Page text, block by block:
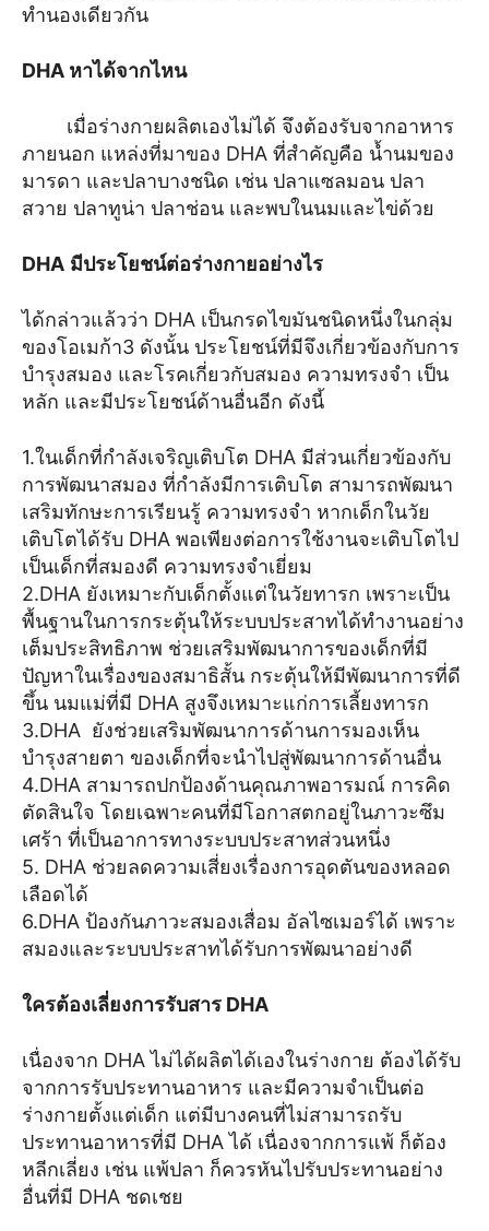
ทำนองเดียวกัน
DHA หาได้จากไหน
เมื่อร่างกายผลิตเองไม่ได้ จึงต้องรับจากอาหาร
ภายนอก แหล่งที่มาของ DHA ที่สำคัญคือ น้ำนมของ
มารดา และปลาบางชนิด เช่น ปลาแซลมอน ปลา
สวาย ปลาทูน่า ปลาช่อน และพบในนมและไข่ด้วย
DHA มีประโยชน์ต่อร่างกายอย่างไร
ได้กล่าวแล้วว่า DHA เป็นกรดไขมันชนิดหนึ่งในกลุ่ม
ของโอเมก้า3 ดังนั้น ประโยชน์ที่มีจึงเกี่ยวข้องกับการ
บำรุงสมอง และโรคเกี่ยวกับสมอง ความทรงจำ เป็น
หลัก และมีประโยชน์ด้านอื่นอีก ดังนี้
1.ในเด็กที่กำลังเจริญเติบโต DHA มีส่วนเกี่ยวข้องกับ
การพัฒนาสมอง ที่กำลังมีการเติบโต สามารถพัฒนา
เสริมทักษะการเรียนรู้ ความทรงจำ หากเด็กในวัย
เติบโตได้รับ DHA พอเพียงต่อการใช้งานจะเติบโตไป
เป็นเด็กที่สมองดี ความทรงจำเยี่ยม
2.DHA ยังเหมาะกับเด็กตั้งแต่ในวัยทารก เพราะเป็น
พื้นฐานในการกระตุ้นให้ระบบประสาทได้ทำงานอย่าง
เต็มประสิทธิภาพ ช่วยเสริมพัฒนาการของเด็กที่มี
ปัญหาในเรื่องของสมาธิสั้น กระตุ้นให้มีพัฒนาการที่ดี
ขึ้น นมแม่ที่มี DHA สูงจึงเหมาะแก่การเลี้ยงทารก
3.DHA ยังช่วยเสริมพัฒนาการด้านการมองเห็น
บำรุงสายตา ของเด็กที่จะนำไปสู่พัฒนาการด้านอื่น
4.DHA สามารถปกป้องด้านคุณภาพอารมณ์ การคิด
ตัดสินใจ โดยเฉพาะคนที่มีโอกาสตกอยู่ในภาวะซึม
เศร้า ที่เป็นอาการทางระบบประสาทส่วนหนึ่ง
5. DHA ช่วยลดความเสี่ยงเรื่องการอุดตันของหลอด
เลือดได้
6.DHA ป้องกันภาวะสมองเสื่อม อัลไซเมอร์ได้ เพราะ
สมองและระบบประสาทได้รับการพัฒนาอย่างดี
ใครต้องเลี่ยงการรับสาร DHA
เนื่องจาก DHA ไม่ได้ผลิตได้เองในร่างกาย ต้องได้รับ
จากการรับประทานอาหาร และมีความจำเป็นต่อ
ร่างกายตั้งแต่เด็ก แต่มีบางคนที่ไม่สามารถรับ
ประทานอาหารที่มี DHA ได้ เนื่องจากการแพ้ ก็ต้อง
หลีกเลี่ยง เช่น แพ้ปลา ก็ควรหันไปรับประทานอย่าง
อื่นที่มี DHA ชดเชย